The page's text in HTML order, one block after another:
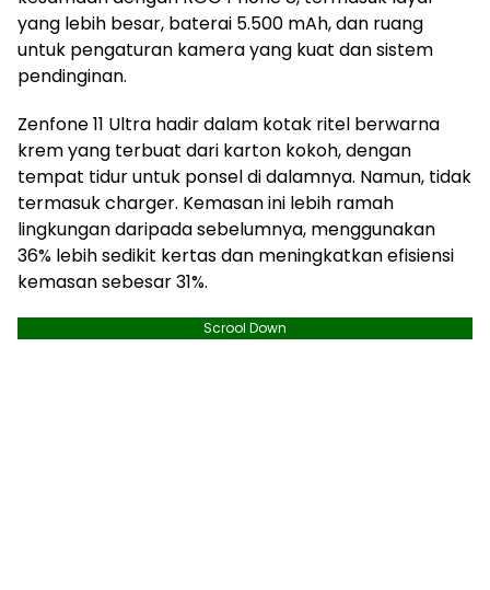
yang lebih besar, baterai 5.500 mAh, dan ruang
untuk pengaturan kamera yang kuat dan sistem
pendinginan.
Zenfone 11 Ultra hadir dalam kotak ritel berwarna
krem ​​yang terbuat dari karton kokoh, dengan
tempat tidur untuk ponsel di dalamnya. Namun, tidak
termasuk charger. Kemasan ini lebih ramah
lingkungan daripada sebelumnya, menggunakan
36% lebih sedikit kertas dan meningkatkan efisiensi
kemasan sebesar 31%.
Scrool Down